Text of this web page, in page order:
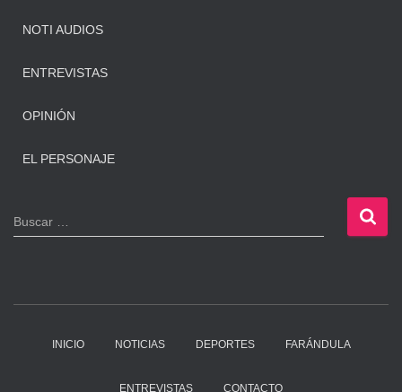
NOTI AUDIOS
ENTREVISTAS
OPINIÓN
EL PERSONAJE
B
u
Buscar …
INICIO NOTICIAS DEPORTES FARÁNDULA
ENTREVISTAS CONTACTO